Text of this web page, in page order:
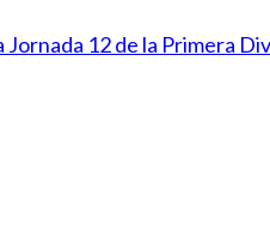
12 de la Primera